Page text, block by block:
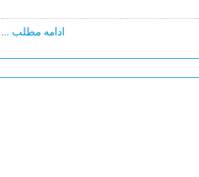
ادامه مطلب ...